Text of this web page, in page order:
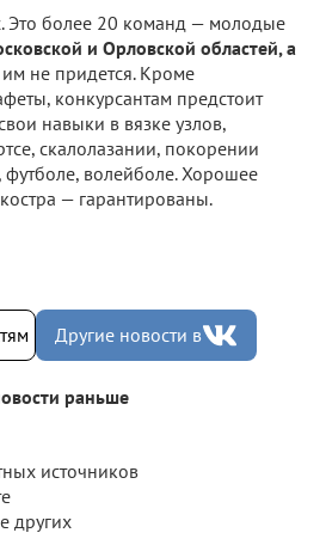
Это более 20 команд — молодые
и Орловской областей, а
им не придется. Кроме
конкурсантам предстоит
навыки в вязке узлов,
скалолазании, покорении
футболе, волейболе. Хорошее
— гарантированы.
Другие новости в
раньше
источников
других